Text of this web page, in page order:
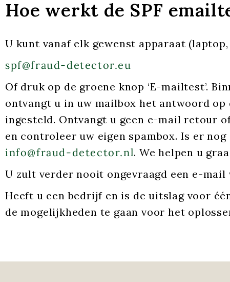
Hoe werkt de SPF
U kunt vanaf elk gewenst apparaat
spf@fraud-detector.eu
Of druk op de groene knop ‘E-mailtest’.
ontvangt u in uw mailbox het antwoord
ingesteld. Ontvangt u geen e-mail retour
en controleer uw eigen spambox. Is er
info@fraud-detector.nl. We helpen u
U zult verder nooit ongevraagd een e-mail
Heeft u een bedrijf en is de uitslag voor
de mogelijkheden te gaan voor het